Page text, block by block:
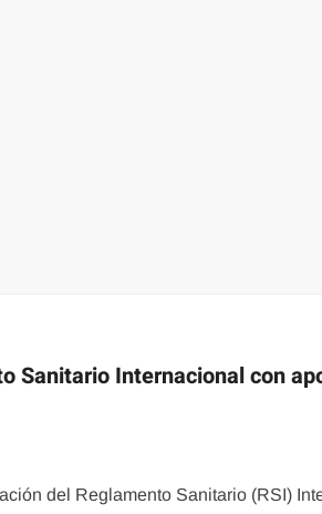
Sanitario Internacional con
del Reglamento Sanitario (RSI)